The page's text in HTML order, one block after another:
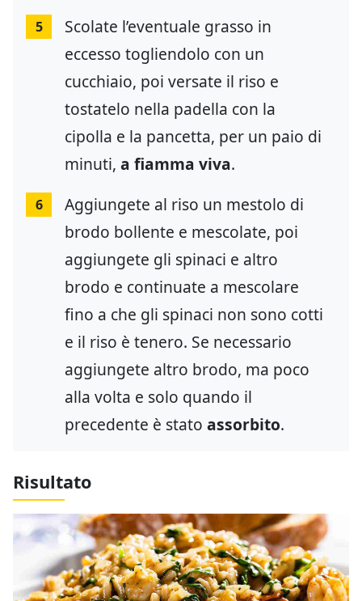
5
Scolate l’eventuale grasso in
eccesso togliendolo con un
cucchiaio, poi versate il riso e
tostatelo nella padella con la
cipolla e la pancetta, per un paio di
minuti, a fiamma viva.
6
Aggiungete al riso un mestolo di
brodo bollente e mescolate, poi
aggiungete gli spinaci e altro
brodo e continuate a mescolare
fino a che gli spinaci non sono cotti
e il riso è tenero. Se necessario
aggiungete altro brodo, ma poco
alla volta e solo quando il
precedente è stato assorbito.
Risultato